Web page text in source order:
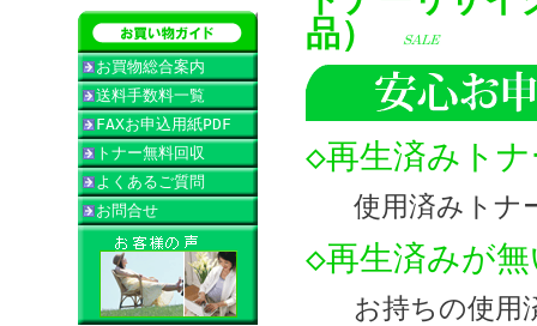
お買物総合案内
送料手数料一覧
FAXお申込用紙PDF
トナー無料回収
よくあるご質問
お問合せ
品）
◇再生済みト
使用済みトナ
◇再生済みが
お持ちの使